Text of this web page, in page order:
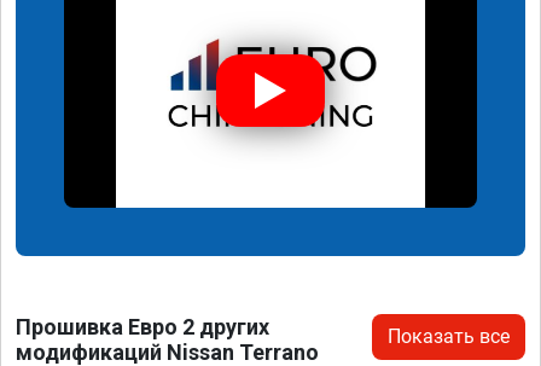
Прошивка Евро 2 других
модификаций Nissan Terrano
Показать все